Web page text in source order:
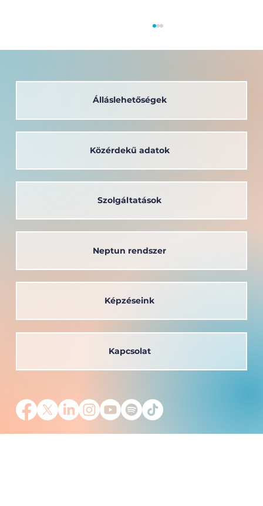
Álláslehetőségek
Neptun rendszer
Szolgáltatások
Kapcsolat
Közérdekű adatok
Képzéseink